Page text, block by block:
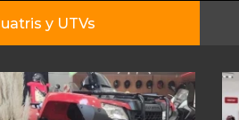
y UTVs